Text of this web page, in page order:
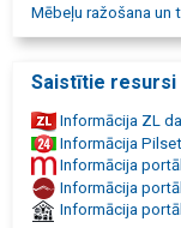
Spilveni
Aizsargpārklāji
Matraču
Gultas veļa
guļamistabas
internetā, divpusīgi
matraču pasūtīšana,
gultas un matrači,
gultas, vienguļamās
gultām, matracis
matracis 80x200,
200x200, gultas pēc
ar piegādi, gultas ar
Mēbeļu ražošana un
Saistītie resursi
Informācija ZL
Informācija
Informācija
Informācija
Informācija